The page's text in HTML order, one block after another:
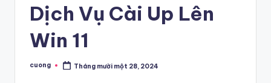
Dịch Vụ Cài Up Lên
Win 11
Posted
cuong Tháng mười một 28, 2024